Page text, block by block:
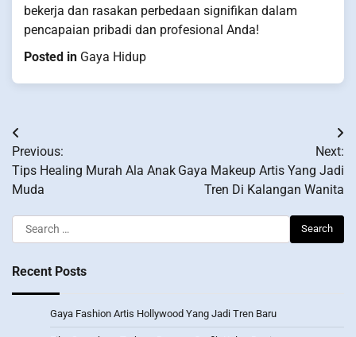
bekerja dan rasakan perbedaan signifikan dalam
pencapaian pribadi dan profesional Anda!
Posted in Gaya Hidup
Post
navigation
Previous:
Tips Healing Murah Ala Anak
Muda
Next:
Gaya Makeup Artis Yang Jadi
Tren Di Kalangan Wanita
Search
for:
Recent Posts
Gaya Fashion Artis Hollywood Yang Jadi Tren Baru